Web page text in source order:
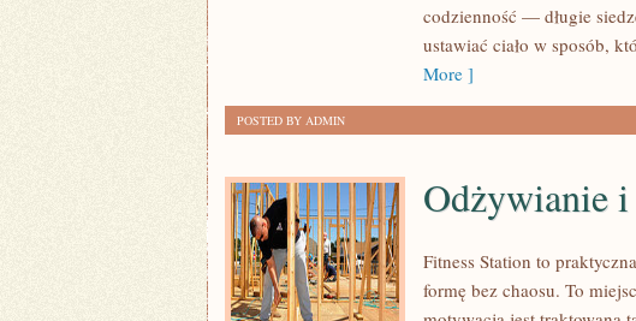
codzienność — długie
ustawiać ciało w sposób,
More ]
POSTED BY ADMIN
Odżywianie
Fitness Station to
formę bez chaosu. To